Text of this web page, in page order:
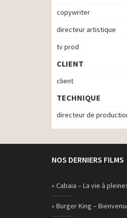
copywriter
directeur artistique
tv prod
CLIENT
client
TECHNIQUE
directeur de
NOS DERNIERS FILMS
» Cabaia – La vie à
» Burger King –